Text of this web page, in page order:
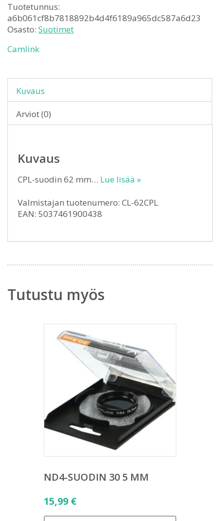
Tuotetunnus:
a6b061cf8b7818892b4d4f6189a965dc587a6d23
Osasto: Suotimet
Camlink
Kuvaus
Arviot (0)
Kuvaus
CPL-suodin 62 mm… Lue lisää »
Valmistajan tuotenumero: CL-62CPL
EAN: 5037461900438
Tutustu myös
ND4-SUODIN 30 5 MM
15,99 €